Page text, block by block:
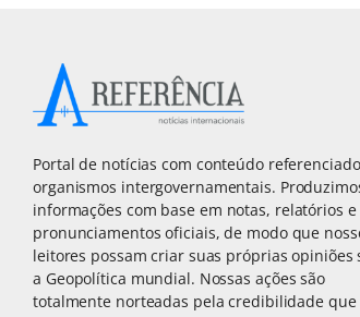
Portal de notícias com conteúdo
organismos intergovernamentais.
informações com base em notas, relatórios e
pronunciamentos oficiais, de modo que
leitores possam criar suas próprias opiniões
a Geopolítica mundial. Nossas ações são
totalmente norteadas pela credibilidade que